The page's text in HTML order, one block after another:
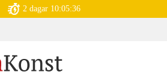
2 dagar 10:05:35